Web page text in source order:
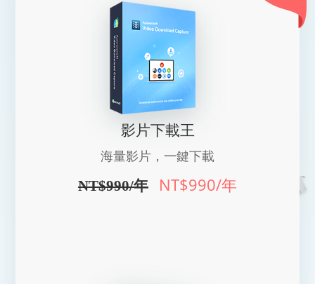
影片下載王
海量影片，一鍵下載
NT$990/年 NT$990/年